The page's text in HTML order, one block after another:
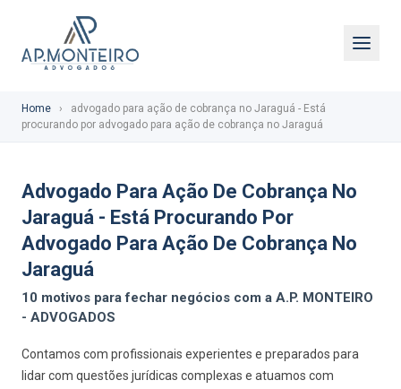
Home ›
advogado para ação de cobrança no Jaraguá - Está
procurando por advogado para ação de cobrança no Jaraguá
Advogado Para Ação De Cobrança No
Jaraguá - Está Procurando Por
Advogado Para Ação De Cobrança No
Jaraguá
10 motivos para fechar negócios com a A.P. MONTEIRO
- ADVOGADOS
Contamos com profissionais experientes e preparados para
lidar com questões jurídicas complexas e atuamos com